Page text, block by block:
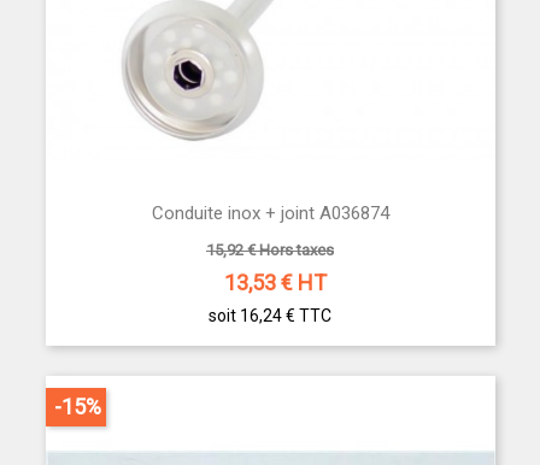
Conduite inox + joint A036874
15,92 € Hors taxes
13,53€ HT
soit 16,24 € TTC
-15%